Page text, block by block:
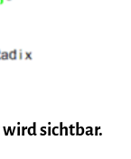
sichtbar.